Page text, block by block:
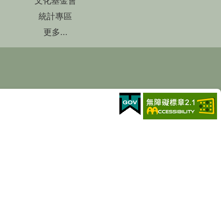
統計專區
更多...